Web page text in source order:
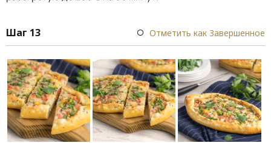
Шаг 13 Отметить как Завершенное